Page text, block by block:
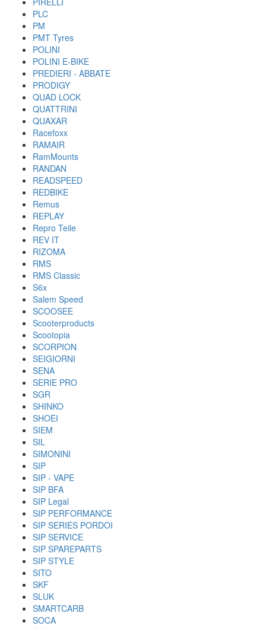
PLC
PM
PMT Tyres
POLINI
POLINI E-BIKE
PREDIERI - ABBATE
PRODIGY
QUAD LOCK
QUATTRINI
QUAXAR
Racefoxx
RAMAIR
RamMounts
RANDAN
READSPEED
REDBIKE
Remus
REPLAY
Repro Teile
REV IT
RIZOMA
RMS
RMS Classic
S6x
Salem Speed
SCOOSEE
Scooterproducts
Scootopia
SCORPION
SEIGIORNI
SENA
SERIE PRO
SGR
SHINKO
SHOEI
SIEM
SIL
SIMONINI
SIP
SIP - VAPE
SIP BFA
SIP Legal
SIP PERFORMANCE
SIP SERIES PORDOI
SIP SERVICE
SIP SPAREPARTS
SIP STYLE
SITO
SKF
SLUK
SMARTCARB
SOCA